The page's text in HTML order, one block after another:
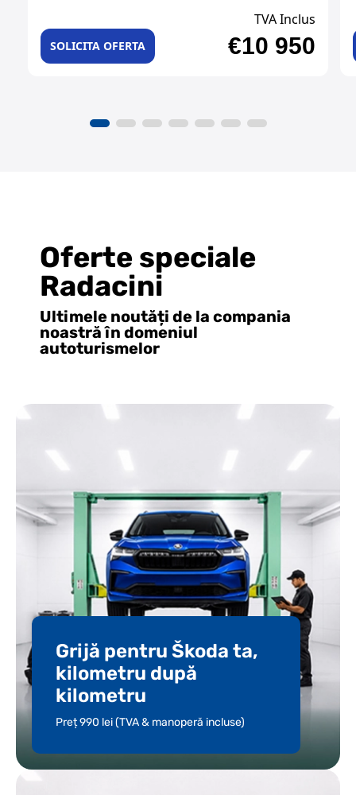
TVA Inclus
SOLICITA OFERTA €10 950
Oferte speciale
Radacini
Ultimele noutăți de la compania
noastră în domeniul
autoturismelor
Grijă pentru Škoda ta,
kilometru după
kilometru
Preț 990 lei (TVA & manoperă incluse)